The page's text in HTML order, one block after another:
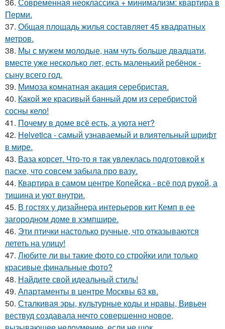
36. Современная неоклассика + минимализм: квартира в
Перми.
37. Общая площадь жилья составляет 45 квадратных
метров.
38. Мы с мужем молодые, нам чуть больше двадцати,
вместе уже несколько лет, есть маленький ребёнок -
сыну всего год.
39. Мимоза комнатная акация серебристая.
40. Какой же красивый банный дом из серебристой
сосны кело!
41. Почему в доме всё есть, а уюта нет?
42. Helvetica - самый узнаваемый и влиятельный шрифт
в мире.
43. Ваза корсет. Что-то я так увлеклась подготовкой к
пасхе, что совсем забыла про вазу.
44. Квартира в самом центре Копейска - всё под рукой, а
тишина и уют внутри.
45. В гостях у дизайнера интерьеров кит Кемп в ее
загородном доме в хэмпшире.
46. Эти птички настолько ручные, что отказываются
лететь на улицу!
47. Любите ли вы такие фото со стройки или только
красивые финальные фото?
48. Найдите свой идеальный стиль!
49. Апартаменты в центре Москвы 63 кв.
50. Сталкивая эры, культурные коды и нравы, Вивьен
вествуд создавала нечто совершенно новое,